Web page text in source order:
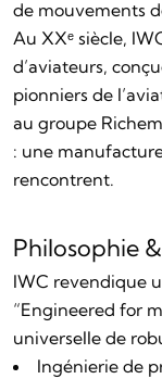
de mouvements
Au XXᵉ siècle,
d’aviateurs,
pionniers de
au groupe
: une
rencontrent.
Philosophie
IWC revendique
“Engineered for
universelle de
Ingénierie de